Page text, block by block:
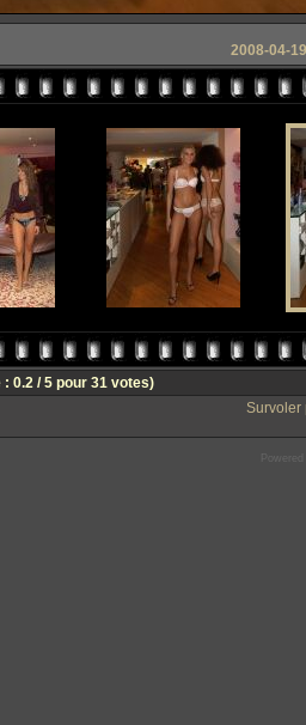
2008-04-
0.2 / 5 pour 31 votes)
Survoler